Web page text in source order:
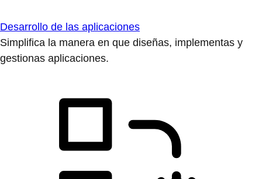
Desarrollo de las aplicaciones
Simplifica la manera en que diseñas, implementas y
gestionas aplicaciones.